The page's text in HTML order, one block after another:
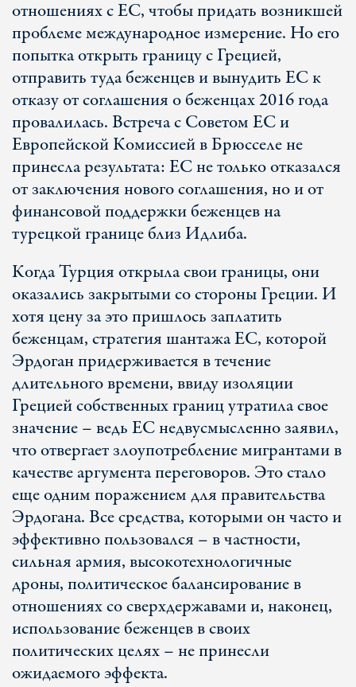
отношениях с ЕС, чтобы придать возникшей
проблеме международное измерение. Но его
попытка открыть границу с Грецией,
отправить туда беженцев и вынудить ЕС к
отказу от соглашения о беженцах 2016 года
провалилась. Встреча с Советом ЕС и
Европейской Комиссией в Брюсселе не
принесла результата: ЕС не только отказался
от заключения нового соглашения, но и от
финансовой поддержки беженцев на
турецкой границе близ Идлиба.
Когда Турция открыла свои границы, они
оказались закрытыми со стороны Греции. И
хотя цену за это пришлось заплатить
беженцам, стратегия шантажа ЕС, которой
Эрдоган придерживается в течение
длительного времени, ввиду изоляции
Грецией собственных границ утратила свое
значение – ведь ЕС недвусмысленно заявил,
что отвергает злоупотребление мигрантами в
качестве аргумента переговоров. Это стало
еще одним поражением для правительства
Эрдогана. Все средства, которыми он часто и
эффективно пользовался – в частности,
сильная армия, высокотехнологичные
дроны, политическое балансирование в
отношениях со сверхдержавами и, наконец,
использование беженцев в своих
политических целях – не принесли
ожидаемого эффекта.